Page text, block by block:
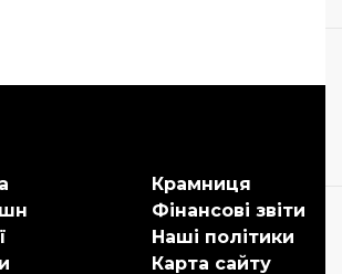
Крамниця
Фінансові звіти
Наші політики
Карта сайту